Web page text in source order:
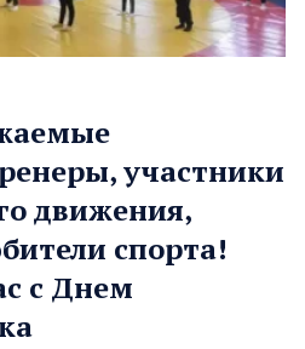
участники
движения,
спорта!
с Днем